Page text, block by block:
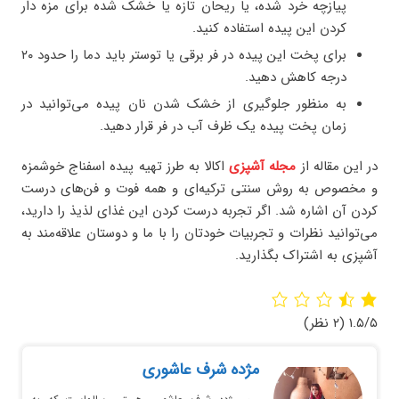
پیازچه خرد شده، یا ریحان تازه یا خشک شده برای مزه دار
کردن این پیده استفاده کنید.
برای پخت این پیده در فر برقی یا توستر باید دما را حدود ۲۰
درجه کاهش دهید.
به منظور جلوگیری از خشک شدن نان پیده می‌توانید در
زمان پخت پیده یک ظرف آب در فر قرار دهید.
در این مقاله از مجله آشپزیاکالا به طرز تهیه پیده اسفناج خوشمزه
و مخصوص به روش سنتی ترکیه‌ای و همه فوت و فن‌های درست
کردن آن اشاره شد. اگر تجربه درست کردن این غذای لذیذ را دارید،
می‌توانید نظرات و تجربیات خودتان را با ما و دوستان علاقه‌مند به
آشپزی به اشتراک بگذارید.
۱.۵/۵ (۲ نظر)
مژده شرف عاشوری